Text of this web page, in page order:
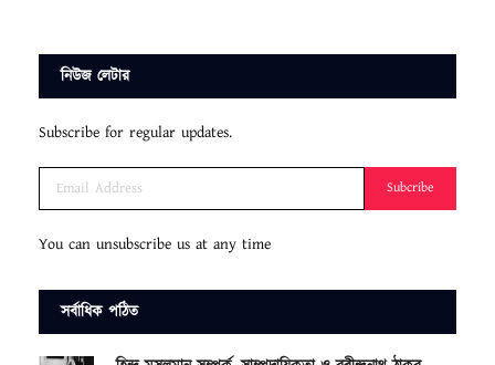
নিউজ লেটার
Subscribe for regular updates.
Subcribe
You can unsubscribe us at any time
সর্বাধিক পঠিত